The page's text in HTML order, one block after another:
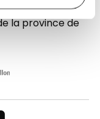
d'Elipse, le
la province de